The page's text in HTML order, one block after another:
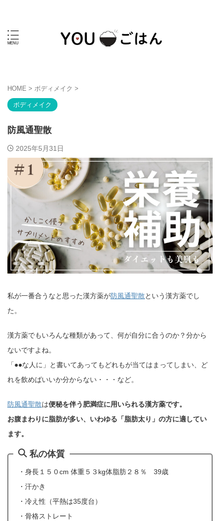
HOME > ボディメイク >
ボディメイク
防風通聖散
2025年5月31日
私が一番合うなと思った漢方薬が防風通聖散という漢方薬でし
た。
漢方薬でもいろんな種類があって、何が自分に合うのか？分から
ないですよね。
「●●な人に」と書いてあってもどれもが当てはまってしまい、ど
れを飲めばいいか分からない・・・など。
防風通聖散は便秘を伴う肥満症に用いられる漢方薬です。
お腹まわりに脂肪が多い、いわゆる「脂肪太り」の方に適してい
ます。
私の体質
・身長１５０cm 体重５３kg体脂肪２８％ 39歳
・汗かき
・冷え性（平熱は35度台）
・骨格ストレート